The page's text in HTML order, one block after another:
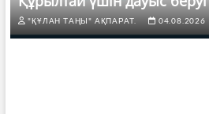
"ҚҰЛАН ТАҢЫ" АҚПАРАТ. 04.08.2026